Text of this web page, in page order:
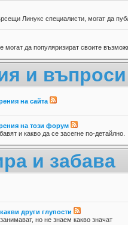
Линукс специалисти, могат да
могат да популяризират своите
и
на сайта
на този форум
и какво да се засегне по-детайлно.
и забава
други глупости
но не знаем какво значат